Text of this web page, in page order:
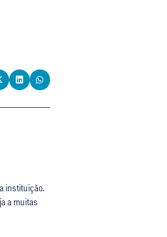
instituição.
a muitas